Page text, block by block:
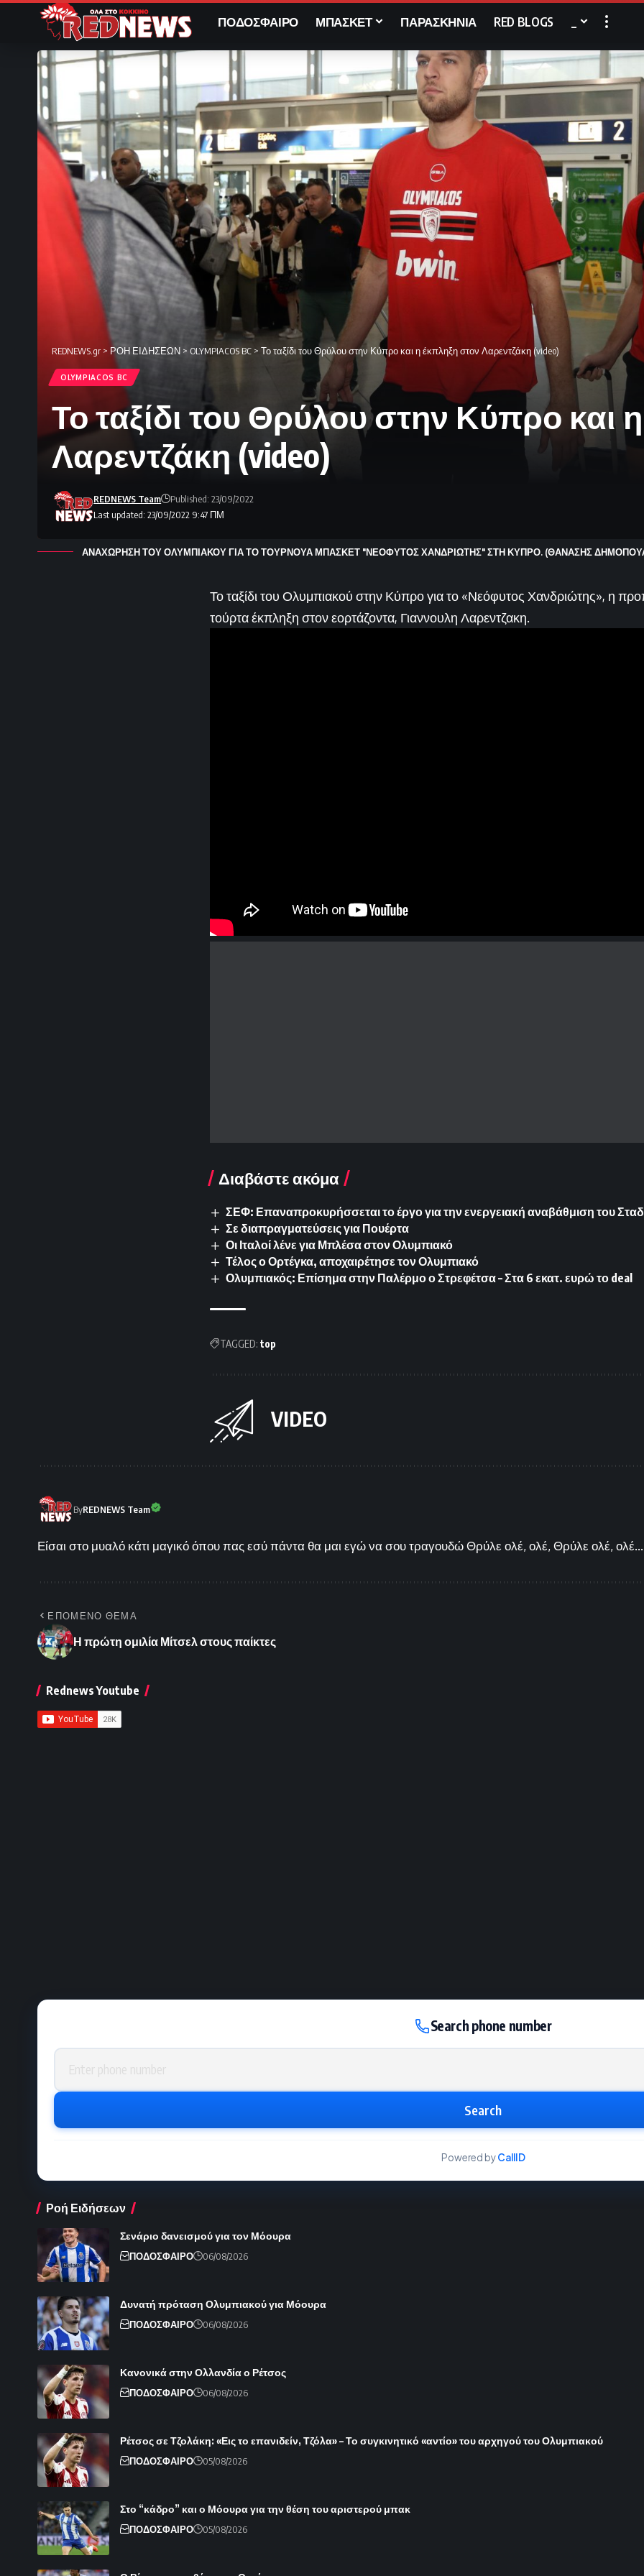
ΠΟΔΟΣΦΑΙΡΟ ΜΠΑΣΚΕΤ ΠΑΡΑΣΚΗΝΙΑ RED BLOGS
REDNEWS.gr > ΡΟΗ ΕΙΔΗΣΕΩΝ > OLYMPIACOS BC > Το ταξίδι του Θρύλου στην Κύπρο και η έκπληξη στον Λαρεντζάκη (video)
OLYMPIACOS BC
Το ταξίδι του Θρύλου στην Κύπρο και
Λαρεντζάκη (video)
Last updated: 23/09/2022 9:47 ΠΜ
REDNEWS Team Published: 23/09/2022
ΑΝΑΧΩΡΗΣΗ ΤΟΥ ΟΛΥΜΠΙΑΚΟΥ ΓΙΑ ΤΟ ΤΟΥΡΝΟΥΑ ΜΠΑΣΚΕΤ "ΝΕΟΦΥΤΟΣ ΧΑΝΔΡΙΩΤΗΣ" ΣΤΗ ΚΥΠΡΟ. (ΘΑΝΑΣΗΣ
Το ταξίδι του Ολυμπιακού στην Κύπρο για το «Νεόφυτος Χανδριώτης», η
τούρτα έκπληξη στον εορτάζοντα, Γιαννουλη Λαρεντζακη.
Διαβάστε ακόμα
ΣΕΦ: Επαναπροκυρήσσεται το έργο για την ενεργειακή αναβάθμιση του
Σε διαπραγματεύσεις για Πουέρτα
Οι Ιταλοί λένε για Μπλέσα στον Ολυμπιακό
Τέλος ο Ορτέγκα, αποχαιρέτησε τον Ολυμπιακό
Ολυμπιακός: Επίσημα στην Παλέρμο ο Στρεφέτσα – Στα 6 εκατ. ευρώ το deal
TAGGED: top
VIDEO
ByREDNEWS Team
Είσαι στο μυαλό κάτι μαγικό όπου πας εσύ πάντα θα μαι εγώ να σου τραγουδώ Θρύλε ολέ, ολέ, Θρύλε ολέ, ολέ...
ΕΠΟΜΕΝΟ ΘΕΜΑ
Η πρώτη ομιλία Μίτσελ στους παίκτες
Rednews Youtube
Search phone number
Phone number
Search
Powered byCallID
Ροή Ειδήσεων
Σενάριο δανεισμού για τον Μόουρα
ΠΟΔΟΣΦΑΙΡΟ 06/08/2026
Δυνατή πρόταση Ολυμπιακού για Μόουρα
ΠΟΔΟΣΦΑΙΡΟ 06/08/2026
Κανονικά στην Ολλανδία ο Ρέτσος
ΠΟΔΟΣΦΑΙΡΟ 06/08/2026
Ρέτσος σε Τζολάκη: «Εις το επανιδείν, Τζόλα» – Το συγκινητικό «αντίο» του αρχηγού του Ολυμπιακού
ΠΟΔΟΣΦΑΙΡΟ 05/08/2026
Στο “κάδρο” και ο Μόουρα για την θέση του αριστερού μπακ
ΠΟΔΟΣΦΑΙΡΟ 05/08/2026